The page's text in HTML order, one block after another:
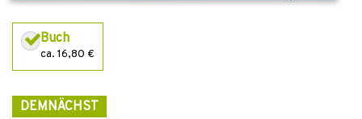
Buch
ca. 16,80 €
DEMNÄCHST